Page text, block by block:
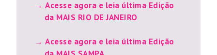
Acesse agora e leia última Edição
da MAIS RIO DE JANEIRO
Acesse agora e leia última Edição